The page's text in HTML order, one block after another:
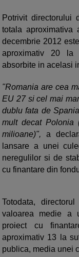
Potrivit directorului
totala aproximativa
decembrie 2012
aproximativ 20 la
absorbite in acelasi
"Romania are cea
EU 27 si cel mai
dublu fata de
mult decat Polonia
milioane)", a
lansare a unei
neregulilor si de
cu finantare din
Totodata,
valoarea medie a
proiect cu
aproximativ 13 la
publica, media unei